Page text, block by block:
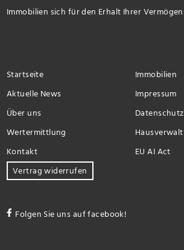
Immobilien sich für den Erhalt Ihrer
Startseite
Immobilien
Aktuelle News
Impressum
Über uns
Datenschutz
Wertermittlung
Kontakt
EU AI Act
Vertrag widerrufen
Folgen Sie uns auf facebook!